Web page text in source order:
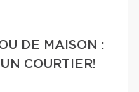
DE MAISON :
COURTIER!